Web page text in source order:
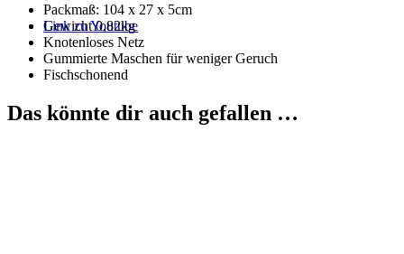
Link zu Youtube
Packmaß: 104 x 27 x 5cm
Gewicht 0,82kg
Knotenloses Netz
Gummierte Maschen für weniger Geruch
Fischschonend
Das könnte dir auch gefallen …